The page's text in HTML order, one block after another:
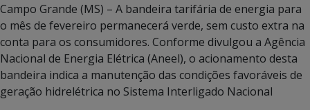
Campo Grande (MS) – A bandeira tarifária de energia para
o mês de fevereiro permanecerá verde, sem custo extra na
conta para os consumidores. Conforme divulgou a Agência
Nacional de Energia Elétrica (Aneel), o acionamento desta
bandeira indica a manutenção das condições favoráveis de
geração hidrelétrica no Sistema Interligado Nacional